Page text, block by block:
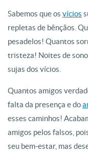
Sabemos que os vícios
repletas de bênçãos.
pesadelos! Quantos
tristeza! Noites de
sujas dos vícios.
Quantos amigos
falta da presença e do
esses caminhos!
amigos pelos falsos,
seu bem-estar, mas